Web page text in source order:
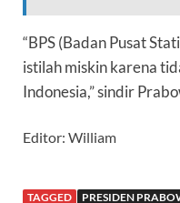
“BPS (Badan Pusat
istilah miskin karena
Indonesia,” sindir
Editor: William
TAGGED PRESIDEN